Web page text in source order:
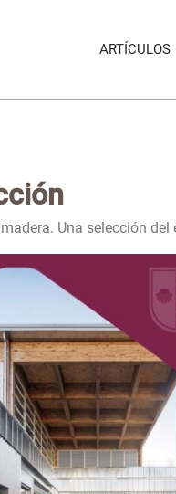
ARTÍCULOS
Una selección del